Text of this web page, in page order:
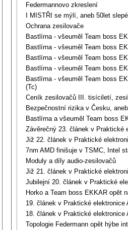
Federmannovo zkreslení
I MISTŘI se mýlí, aneb 50let
Ochrana zesilovače
Bastlírna - všeuměl Team boss
Bastlírna - všeuměl Team boss
Bastlírna - všeuměl Team boss
Bastlírna - všeuměl Team boss
Bastlírna - všeuměl Team boss
(Tc)
Ceník zesilovačů III. tisíciletí,
Bezpečnostní rizika v Česku,
Bastlírna a všeuměl Team boss
Závěrečný 23. článek v Praktické
Již 22. článek v Praktické
7nm AMD finišuje v TSMC, Intel
Moduly a díly audio-zesilovačů
Již 21. článek v Praktické
Jubilejní 20. článek v Praktické
Horko a Team boss EKKAR opět
19. článek v Praktické elektronice
18. článek v Praktické elektronice
Topologie Federmann opět hýbe